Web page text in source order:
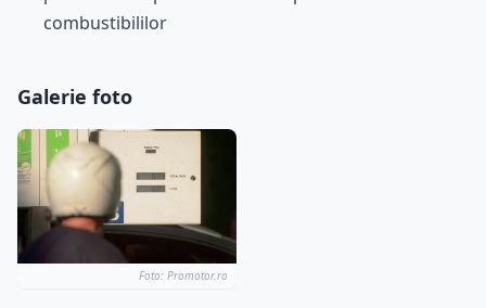
combustibililor
Galerie foto
Foto: Promotor.ro